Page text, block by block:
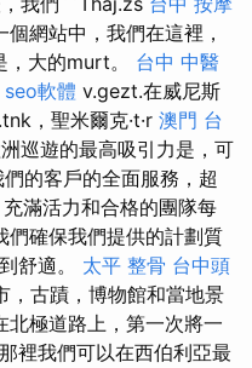
網站中，我們在這裡，
，大的murt。 台中 中醫
seo軟體 v.gezt.在威尼斯
，聖米爾克·t·r 澳門 台
巡遊的最高吸引力是，可
的客戶的全面服務，超
滿活力和合格的團隊每
們確保我們提供的計劃質
舒適。 太平 整骨 台中頭
，古蹟，博物館和當地景
北極道路上，第一次將一
裡我們可以在西伯利亞最